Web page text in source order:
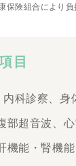
保険組合により負
目
内科診察、身
部超音波、
機能・腎機